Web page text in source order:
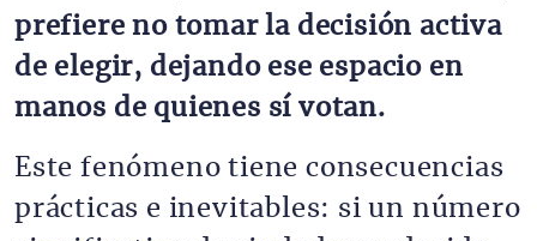
prefiere no tomar la decisión activa
de elegir, dejando ese espacio en
manos de quienes sí votan.
Este fenómeno tiene consecuencias
prácticas e inevitables: si un número